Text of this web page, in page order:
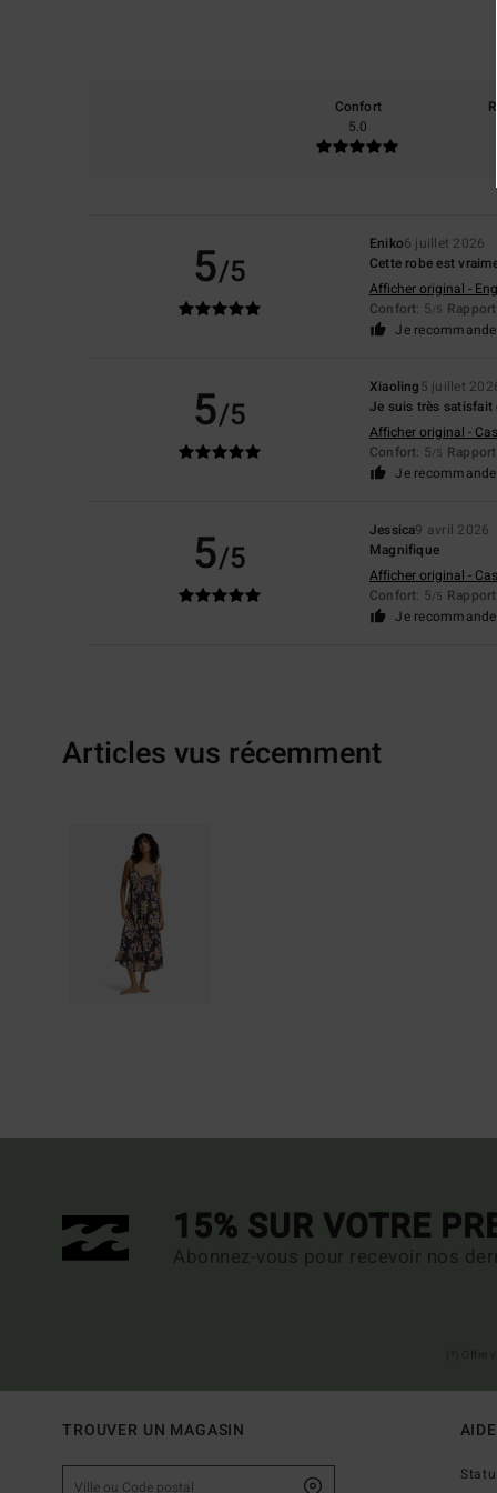
Confort
5.0
5/5
Eniko6 juillet 2026
Cette robe est
Afficher original -
Confort: 5/5
Je
5/5
Xiaoling5 juillet
Je suis très satisfait
Afficher original -
Confort: 5/5
Je
5/5
Jessica9 avril 2026
Magnifique
Afficher original -
Confort: 5/5
Je
Articles vus récemment
15% SUR VOTRE
Abonnez-vous pour recevoir nos
TROUVER UN MAGASIN AIDE